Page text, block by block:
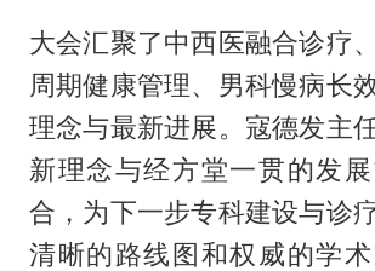
大会汇聚了中西医融合诊疗
周期健康管理、男科慢病长
理念与最新进展。寇德发主
新理念与经方堂一贯的发
合，为下一步专科建设与诊
清晰的路线图和权威的学